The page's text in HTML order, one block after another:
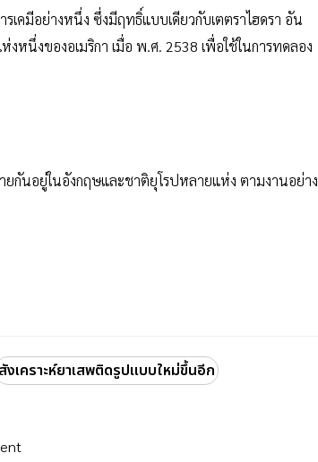
คมีอย่างหนึ่ง ซึ่งมีฤทธิ์แบบเดียวกับเตตราไฮดรา อัน
นึ่งของอเมริกา เมื่อ พ.ศ. 2538 เพื่อใช้ในการทดลอง
กันอยู่ในอังกฤษและชาติยุโรปหลายแห่ง ตามงานอย่าง
สังเคราะห์ยาเสพติดรูปแบบใหม่ขึ้นอีก